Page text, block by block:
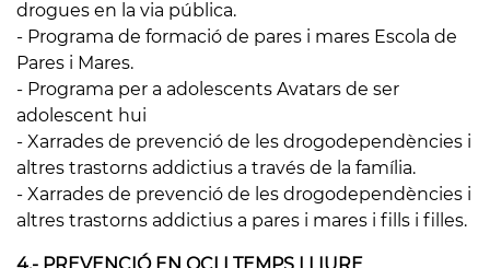
drogues en la via pública.
- Programa de formació de pares i mares Escola de
Pares i Mares.
- Programa per a adolescents Avatars de ser
adolescent hui
- Xarrades de prevenció de les drogodependències i
altres trastorns addictius a través de la família.
- Xarrades de prevenció de les drogodependències i
altres trastorns addictius a pares i mares i fills i filles.